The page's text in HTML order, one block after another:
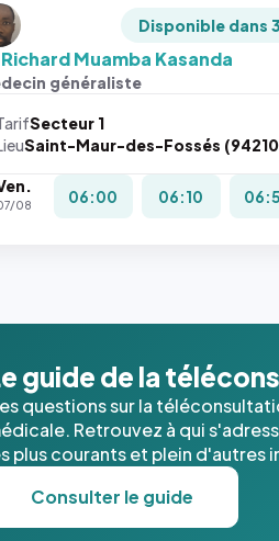
Disponible dans
Muamba Kasanda
généraliste
Secteur 1
Saint-Maur-des-Fossés
08 06:00 06:10
guide de la
questions sur la
Retrouvez à qui
plus courants et plein d'autres
Consulter le guide